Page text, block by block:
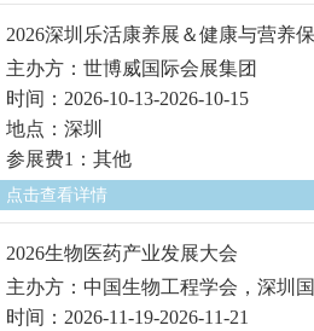
2026深圳乐活康养展＆健康与营养
主办方：世博威国际会展集团
时间：2026-10-13-2026-10-15
地点：深圳
参展费1：其他
点击查看详情
2026生物医药产业发展大会
主办方：中国生物工程学会，深圳
时间：2026-11-19-2026-11-21